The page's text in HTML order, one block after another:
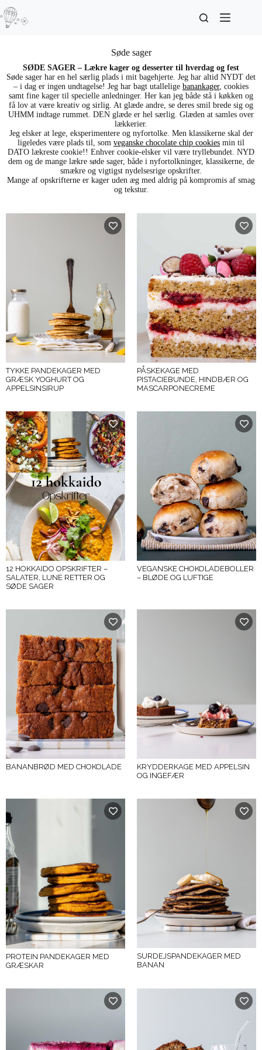
Søde sager
SØDE SAGER – Lækre kager og desserter til hverdag og fest
Søde sager har en hel særlig plads i mit bagehjerte. Jeg har altid NYDT det
– i dag er ingen undtagelse! Jeg har bagt utallelige banankager, cookies
samt fine kager til specielle anledninger. Her kan jeg både stå i køkken og
få lov at være kreativ og sirlig. At glæde andre, se deres smil brede sig og
UHMM indtage rummet. DEN glæde er hel særlig. Glæden at samles over
lækkerier.
Jeg elsker at lege, eksperimentere og nyfortolke. Men klassikerne skal der
ligeledes være plads til, som veganske chocolate chip cookies min til
DATO lækreste cookie!! Enhver cookie-elsker vil være tryllebundet. NYD
dem og de mange lækre søde sager, både i nyfortolkninger, klassikerne, de
smækre og vigtigst nydelsesrige opskrifter.
Mange af opskrifterne er kager uden æg med aldrig på kompromis af smag
og tekstur.
TYKKE PANDEKAGER MED
GRÆSK YOGHURT OG
APPELSINSIRUP
PÅSKEKAGE MED
PISTACIEBUNDE, HINDBÆR OG
MASCARPONECREME
12 HOKKAIDO OPSKRIFTER –
SALATER, LUNE RETTER OG
SØDE SAGER
VEGANSKE CHOKOLADEBOLLER
– BLØDE OG LUFTIGE
BANANBRØD MED CHOKOLADE
KRYDDERKAGE MED APPELSIN
OG INGEFÆR
PROTEIN PANDEKAGER MED
GRÆSKAR
SURDEJSPANDEKAGER MED
BANAN